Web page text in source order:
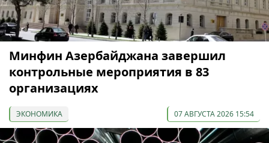
Минфин Азербайджана завершил
контрольные мероприятия в 83
организациях
ЭКОНОМИКА 07 АВГУСТА 2026 15:54